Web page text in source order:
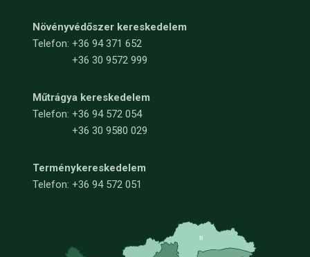
Növényvédőszer kereskedelem
Telefon: +36 94 371 652
+36 30 9572 999
Műtrágya kereskedelem
Telefon: +36 94 572 054
+36 30 9580 029
Terménykereskedelem
Telefon: +36 94 572 051